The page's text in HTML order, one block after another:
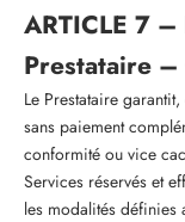
ARTICLE 7
Prestataire
Le Prestataire
sans paiement
conformité ou vice
Services réservés et
les modalités définies